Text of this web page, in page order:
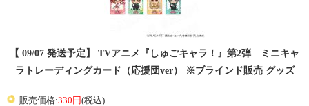
【 09/07 発送予定】 TVアニメ『しゅごキャラ！』第2弾 ミニキャ
ラトレーディングカード（応援団ver） ※ブラインド販売 グッズ
販売価格:330円(税込)